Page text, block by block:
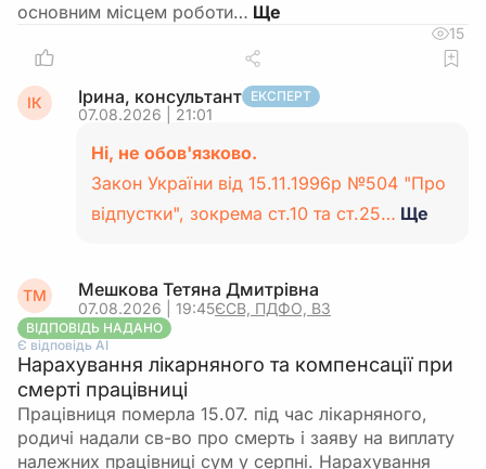
основним місцем роботи…
15
ІК Ірина, консультант ЕКСПЕРТ
07.08.2026 | 21:01
Ні, не обов'язково.
Закон України від 15.11.1996р №504 "Про
відпустки", зокрема ст.10 та ст.25… Ще
ТМ Мешкова Тетяна Дмитрівна
07.08.2026 | 19:45ЄСВ, ПДФО, ВЗ
ВІДПОВІДЬ НАДАНО
Є відповідь АІ
Нарахування лікарняного та компенсації при
смерті працівниці
Працівниця померла 15.07. під час лікарняного,
родичі надали св-во про смерть і заяву на виплату
належних працівниці сум у серпні. Нарахування